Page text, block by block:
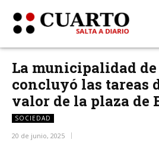
La municipalidad
concluyó las tareas
valor de la plaza de
SOCIEDAD
20 de junio, 2025